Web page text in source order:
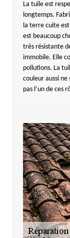
La tuile est
longtemps.
la terre cuite
est beaucoup
très résistante
immobile. Elle
pollutions. La
couleur aussi ne
pas l’un de ces